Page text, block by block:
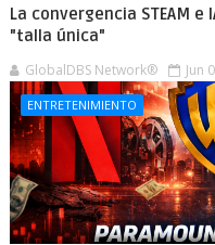
La convergencia STEAM
"talla única"
GlobalDBS Network® Jun
ENTRETENIMIENTO